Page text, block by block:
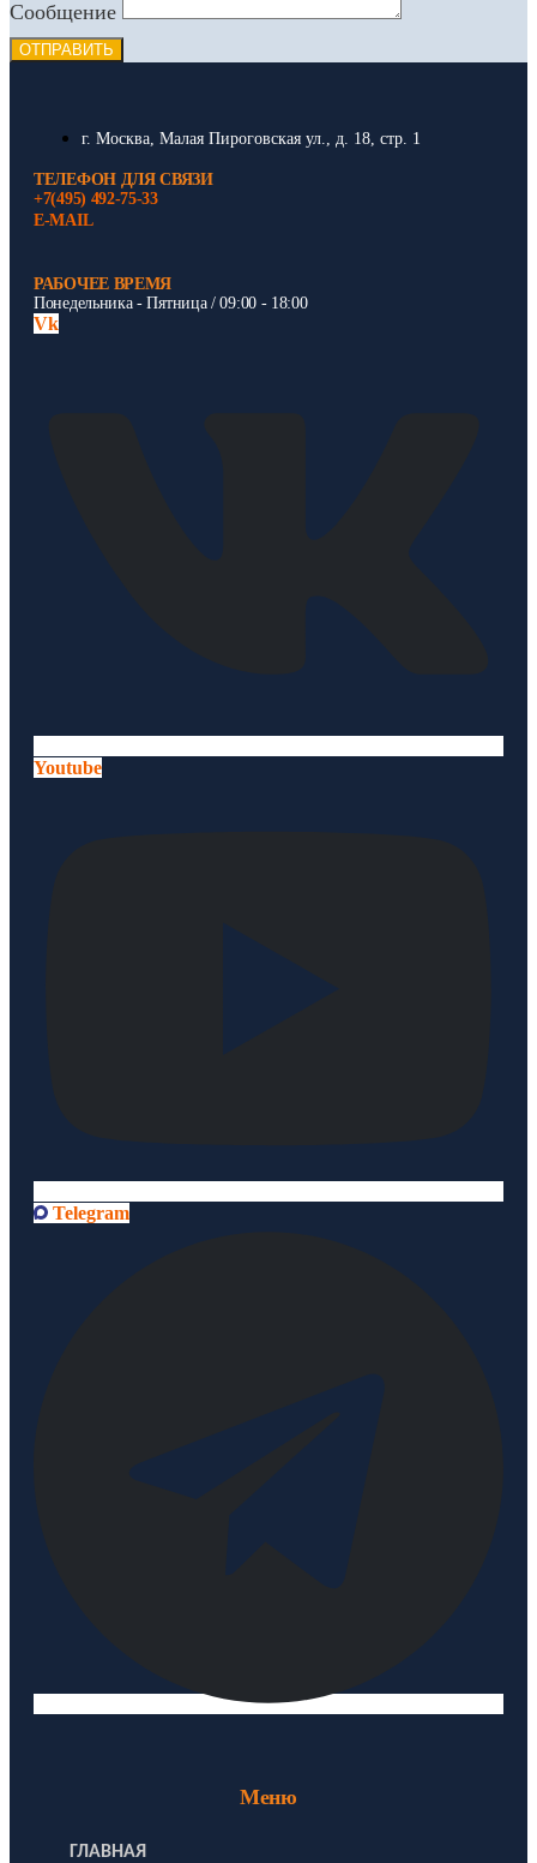
Сообщение
ОТПРАВИТЬ
г. Москва, Малая Пироговская ул., д. 18, стр. 1
ТЕЛЕФОН ДЛЯ СВЯЗИ
+7(495) 492-75-33
E-MAIL
РАБОЧЕЕ ВРЕМЯ
Понедельника - Пятница / 09:00 - 18:00
Vk
Youtube
Telegram
Меню
ГЛАВНАЯ